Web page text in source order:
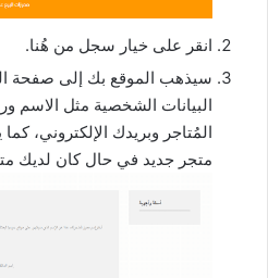
انقر على خيار سجل من هُنا.
سيذهب الموقع بك إلى صفحة
البيانات الشخصية مثل الاسم
المُتاجر وبريدك الإلكتروني،
متجر جديد في حال كان لديك